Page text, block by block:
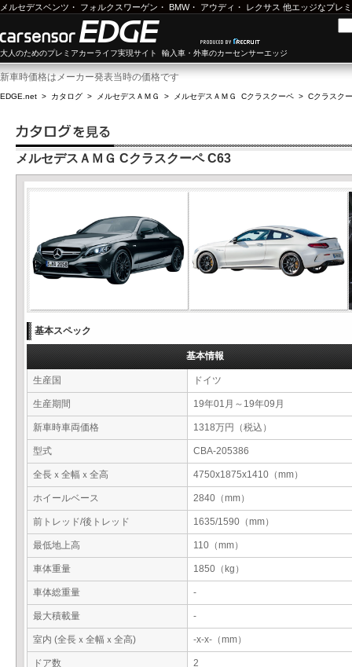
メルセデスベンツ ・ フォルクスワーゲン ・ BMW・ アウディ ・ レクサス 他エッジなプレ
大人のためのプレミアカーライフ実現サイト 輸入車・外車のカーセンサーエッジ
新車時価格はメーカー発表当時の価格です
EDGE.net > カタログ > メルセデスＡＭＧ > メルセデスＡＭＧ Cクラスクーペ > Cクラスク
メルセデスＡＭＧ Cクラスクーペ C63
基本スペック
基本情報
生産国 ドイツ
生産期間 19年01月～19年09月
新車時車両価格 1318万円（税込）
型式 CBA-205386
全長ｘ全幅ｘ全高 4750x1875x1410（mm）
ホイールベース 2840（mm）
前トレッド/後トレッド 1635/1590（mm）
最低地上高 110（mm）
車体重量 1850（kg）
車体総重量 -
最大積載量 -
室内 (全長ｘ全幅ｘ全高) -x-x-（mm）
ドア数 2